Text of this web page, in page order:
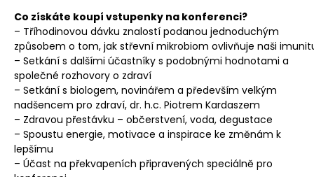
Co získáte koupí vstupenky na konferenci?
– Tříhodinovou dávku znalostí podanou jednoduchým
způsobem o tom, jak střevní mikrobiom ovlivňuje naši
– Setkání s dalšími účastníky s podobnými hodnotami a
společné rozhovory o zdraví
– Setkání s biologem, novinářem a především velkým
nadšencem pro zdraví, dr. h.c. Piotrem Kardaszem
– Zdravou přestávku – občerstvení, voda, degustace
– Spoustu energie, motivace a inspirace ke změnám k
lepšímu
– Účast na překvapeních připravených speciálně pro